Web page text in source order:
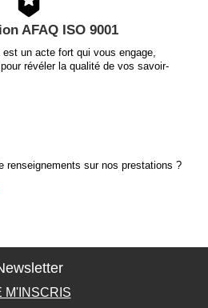
AFAQ ISO 9001
un acte fort qui vous engage,
révéler la qualité de vos savoir-
renseignements sur nos prestations ?
M'INSCRIS